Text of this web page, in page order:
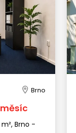
Brno
měsíc
Brno -